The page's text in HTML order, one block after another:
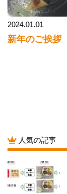
2024.01.01
新年のご挨拶
人気の記事